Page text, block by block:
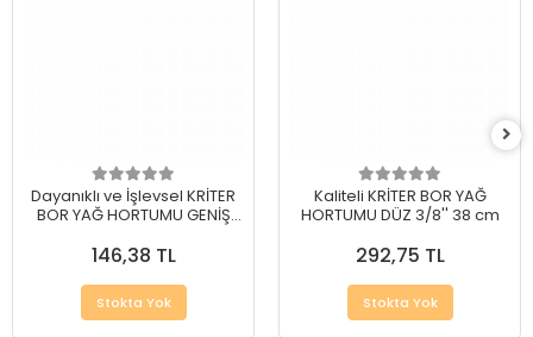
Dayanıklı ve İşlevsel KRİTER
BOR YAĞ HORTUMU GENİŞ
146,38 TL
Stokta Yok
Kaliteli KRİTER BOR YAĞ
HORTUMU DÜZ 3/8'' 38 cm
292,75 TL
Stokta Yok